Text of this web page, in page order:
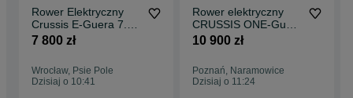
Rower Elektryczny
Crussis E-Guera 7.11
Nowy Raty 0%
7 800 zł
Wrocław, Psie Pole
Dzisiaj o 10:41
Rower elektryczny
CRUSSIS ONE-Guera
10.10-(720 Wh )(17)
10 900 zł
Poznań, Naramowice
Dzisiaj o 11:24